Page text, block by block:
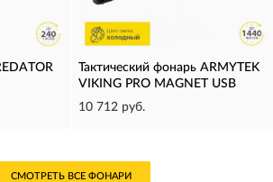
Тактический фонарь ARMYTEK
VIKING PRO MAGNET USB
10 712 руб.
СМОТРЕТЬ ВСЕ ФОНАРИ